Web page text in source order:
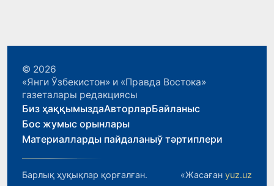
© 2026
«Янги Ўзбекистон» и «Правда Востока»
газеталары редакциясы
Биз ҳаққымыздаАвторларБайланыс
Бос жумыс орынлары
Материалларды пайдаланыў тәртиплери
Барлық ҳуқықлар қорғалған. «Жасаған yuz.uz